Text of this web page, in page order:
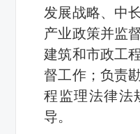
发展战略、中
产业政策并监
建筑和市政工
督工作；负责
程监理法律法
导。